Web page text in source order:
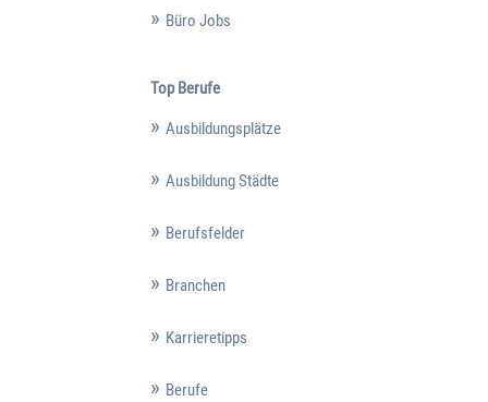
Büro Jobs
Top Berufe
Ausbildungsplätze
Ausbildung Städte
Berufsfelder
Branchen
Karrieretipps
Berufe